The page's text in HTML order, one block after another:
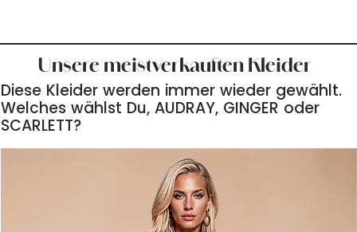
Unsere meistverkauften Kleider
Diese Kleider werden immer wieder gewählt.
Welches wählst Du, AUDRAY, GINGER oder
SCARLETT?